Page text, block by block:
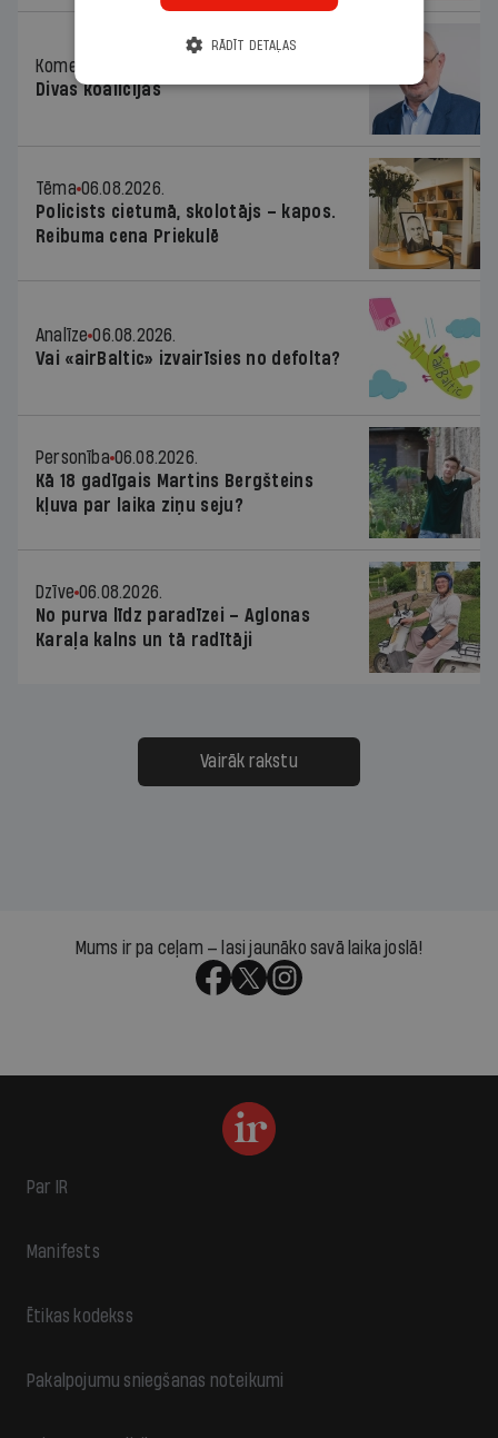
Komentārs
Divas koalīcijas
Tēma 06.08.2026.
Policists cietumā, skolotājs – kapos.
Reibuma cena Priekulē
Analīze 06.08.2026.
Vai «airBaltic» izvairīsies no defolta?
Personība 06.08.2026.
Kā 18 gadīgais Martins Bergšteins
kļuva par laika ziņu seju?
Dzīve 06.08.2026.
No purva līdz paradīzei – Aglonas
Karaļa kalns un tā radītāji
Vairāk rakstu
Mums ir pa ceļam — lasi jaunāko savā laika joslā!
Par IR
Manifests
Ētikas kodekss
Pakalpojumu sniegšanas noteikumi
RĀDĪT DETAĻAS